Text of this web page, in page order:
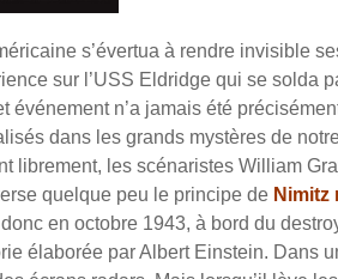
s’évertua à rendre invisible
sur l’USS Eldridge qui se solda
événement n’a jamais été
dans les grands mystères de
librement, les scénaristes William
quelque peu le principe de Nimitz
en octobre 1943, à bord du
élaborée par Albert Einstein. Dans